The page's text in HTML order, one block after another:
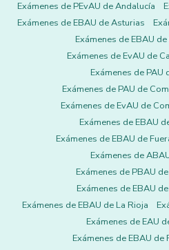
Exámenes de PEvAU de Andalucía
Exámenes de EBAU de Asturias
Exámenes de EBAU
Exámenes de EvAU de
Exámenes de PAU
Exámenes de PAU de
Exámenes de EvAU de
Exámenes de EBAU
Exámenes de EBAU de
Exámenes de
Exámenes de PBAU
Exámenes de EBAU
Exámenes de EBAU de La Rioja
Exámenes de EAU
Exámenes de EBAU de